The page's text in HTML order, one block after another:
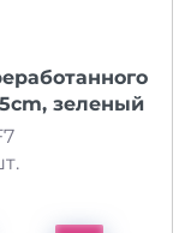
зеленый